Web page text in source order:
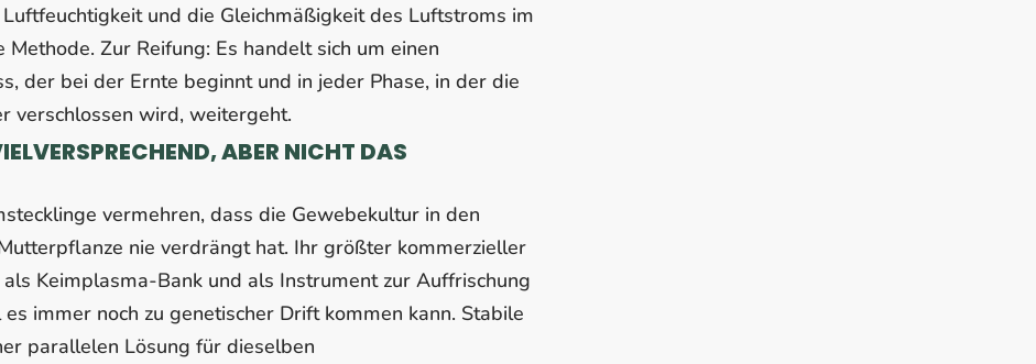
und die Gleichmäßigkeit des Luftstroms im
Zur Reifung: Es handelt sich um einen
der bei der Ernte beginnt und in jeder Phase, in der die
verschlossen wird, weitergeht.
ABER NICHT DAS
vermehren, dass die Gewebekultur in den
nie verdrängt hat. Ihr größter kommerzieller
Keimplasma-Bank und als Instrument zur Auffrischung
immer noch zu genetischer Drift kommen kann. Stabile
parallelen Lösung für dieselben